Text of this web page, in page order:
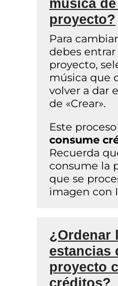
música
proyecto?
Para
debes
proyecto,
música que
volver a dar
de «Crear».
Este proceso
consume
Recuerda
consume la
que se
imagen con
¿Ordenar
estancias
proyecto
créditos?